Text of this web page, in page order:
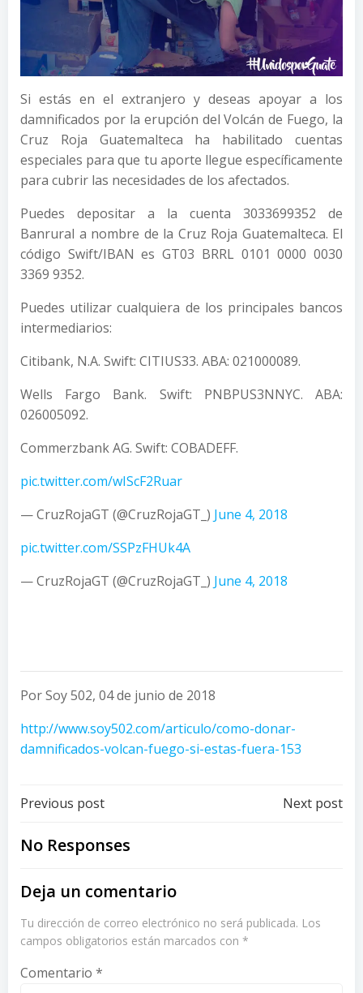
Si estás en el extranjero y deseas apoyar a los
damnificados por la erupción del Volcán de Fuego, la
Cruz Roja Guatemalteca ha habilitado cuentas
especiales para que tu aporte llegue específicamente
para cubrir las necesidades de los afectados.
Puedes depositar a la cuenta 3033699352 de
Banrural a nombre de la Cruz Roja Guatemalteca. El
código Swift/IBAN es GT03 BRRL 0101 0000 0030
3369 9352.
Puedes utilizar cualquiera de los principales bancos
intermediarios:
Citibank, N.A. Swift: CITIUS33. ABA: 021000089.
Wells Fargo Bank. Swift: PNBPUS3NNYC. ABA:
026005092.
Commerzbank AG. Swift: COBADEFF.
pic.twitter.com/wIScF2Ruar
— CruzRojaGT (@CruzRojaGT_) June 4, 2018
pic.twitter.com/SSPzFHUk4A
— CruzRojaGT (@CruzRojaGT_) June 4, 2018
Por Soy 502, 04 de junio de 2018
http://www.soy502.com/articulo/como-donar-
damnificados-volcan-fuego-si-estas-fuera-153
Post
navigation
Previous post Next post
No Responses
Deja un comentario
Tu dirección de correo electrónico no será publicada. Los
campos obligatorios están marcados con *
Comentario *